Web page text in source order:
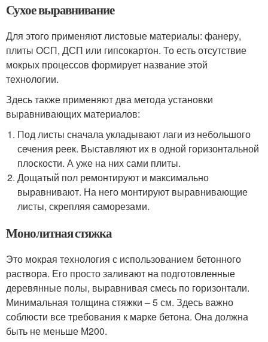
Сухое выравнивание
Для этого применяют листовые материалы: фанеру,
плиты ОСП, ДСП или гипсокартон. То есть отсутствие
мокрых процессов формирует название этой
технологии.
Здесь также применяют два метода установки
выравнивающих материалов:
Под листы сначала укладывают лаги из небольшого
сечения реек. Выставляют их в одной горизонтальной
плоскости. А уже на них сами плиты.
Дощатый пол ремонтируют и максимально
выравнивают. На него монтируют выравнивающие
листы, скрепляя саморезами.
Монолитная стяжка
Это мокрая технология с использованием бетонного
раствора. Его просто заливают на подготовленные
деревянные полы, выравнивая смесь по горизонтали.
Минимальная толщина стяжки – 5 см. Здесь важно
соблюсти все требования к марке бетона. Она должна
быть не меньше М200.